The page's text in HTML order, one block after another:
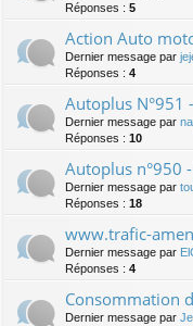
Réponses : 5
Action Auto
Dernier message par
Réponses : 4
Autoplus N°951
Dernier message par
Réponses : 10
Autoplus n°950
Dernier message par
Réponses : 18
www.trafic-
Dernier message par
Réponses : 4
Consommation
Dernier message par